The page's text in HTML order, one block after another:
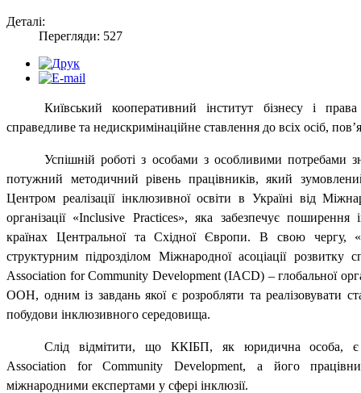
Деталі:
Перегляди: 527
Київський кооперативний інститут бізнесу і
справедливе та недискримінаційне ставлення до всіх осіб,
Успішній роботі з особами з особливими потребами
потужний методичний рівень працівників, який
Центром реалізації інклюзивної освіти в Україні від
організації «Inclusive Practices», яка забезпечує поширення
країнах Центральної та Східної Європи. В свою чергу,
структурним підрозділом Міжнародної асоціації розвитку
Association for Community Development (IACD) – глобальної
ООН, одним із завдань якої є розробляти та реалізовувати
побудови інклюзивного середовища.
Слід відмітити, що ККІБП, як юридична особа, є
Association for Community Development, а його
міжнародними експертами у сфері інклюзії.